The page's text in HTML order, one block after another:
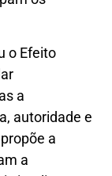
o Efeito
a
autoridade e
a
a